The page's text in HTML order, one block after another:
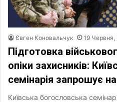
Євген Коновальчук 19 Червня,
Підготовка
опіки захисників:
семінарія запрошує
Київська богословська